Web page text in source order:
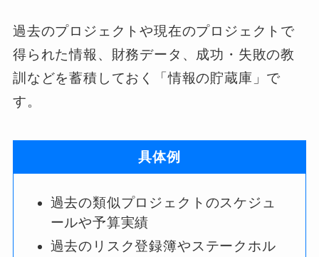
過去のプロジェクトや現在のプロジェクトで
得られた情報、財務データ、成功・失敗の教
訓などを蓄積しておく「情報の貯蔵庫」で
す。
具体例
過去の類似プロジェクトのスケジュ
ールや予算実績
過去のリスク登録簿やステークホル